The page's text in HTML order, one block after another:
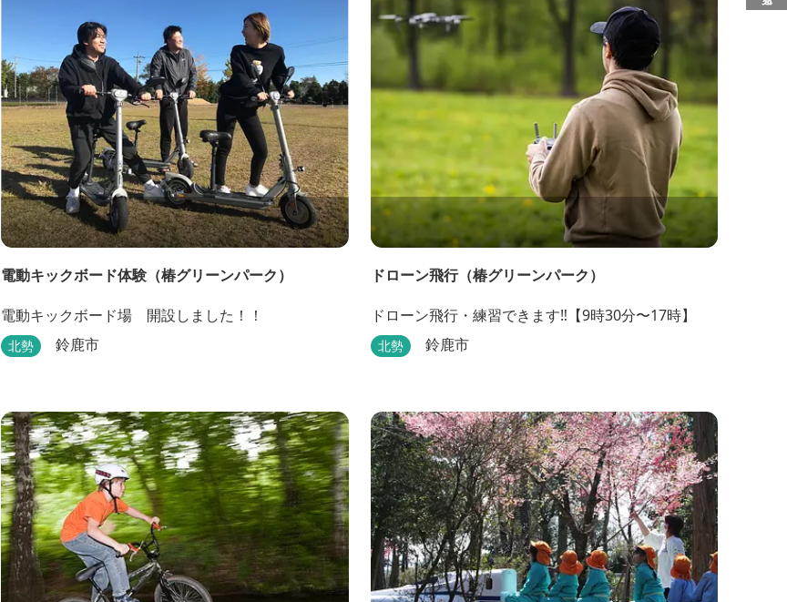
電動キックボード体験（椿グリーンパーク）
電動キックボード場 開設しました！！
北勢 鈴鹿市
ドローン飛行（椿グリーンパーク）
ドローン飛行・練習できます‼【9時30分〜17時】
北勢 鈴鹿市